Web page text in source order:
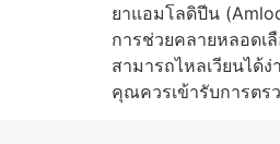
ยาแอมโลดิปีน
การช่วยคลายหลอดเ
สามารถไหลเวียนได้
คุณควรเข้ารับการตร